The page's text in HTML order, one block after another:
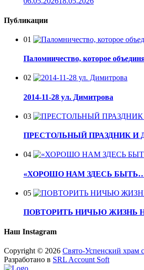
Публикации
01
Паломничество, которое
02
2014-11-28 ул. Димитрова
03
ПРЕСТОЛЬНЫЙ ПРАЗДНИК И
04
«ХОРОШО НАМ ЗДЕСЬ
05
ПОВТОРИТЬ НИЧЬЮ ЖИЗНЬ
Наш Instagram
Copyright © 2026 Свято-Успенский храм
Разработано в SRL Account Soft